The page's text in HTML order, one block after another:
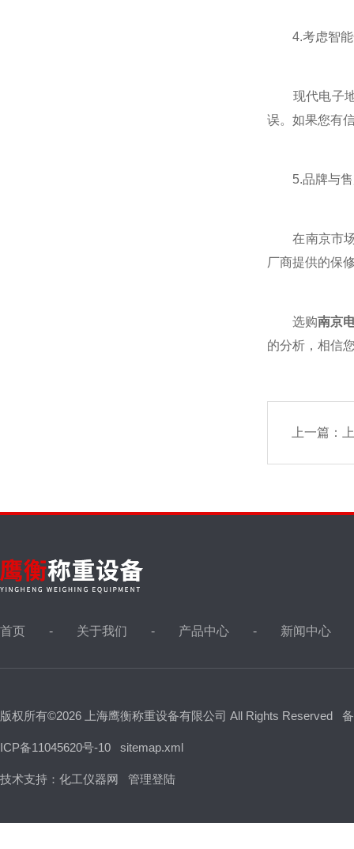
4.考虑智能
现代电子地
误。如果您有
5.品牌与售
在南京市场
厂商提供的保
选购南京
的分析，相信
上一篇：
首页 关于我们 产品中心 新闻中心
版权所有©2026 上海鹰衡称重设备有限公司 All Rights Reserved
ICP备11045620号-10 sitemap.xml
技术支持： 化工仪器网 管理登陆